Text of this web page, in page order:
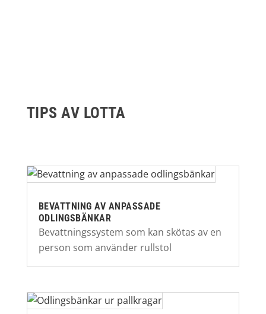
TIPS AV LOTTA
BEVATTNING AV ANPASSADE
ODLINGSBÄNKAR
Bevattningssystem som kan skötas av en
person som använder rullstol